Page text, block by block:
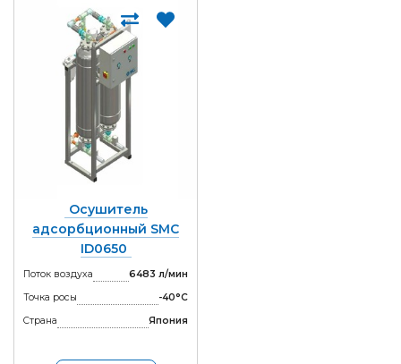
Осушитель
адсорбционный SMC
ID0650
Поток воздуха
6483 л/мин
Точка росы
-40°С
Страна
Япония